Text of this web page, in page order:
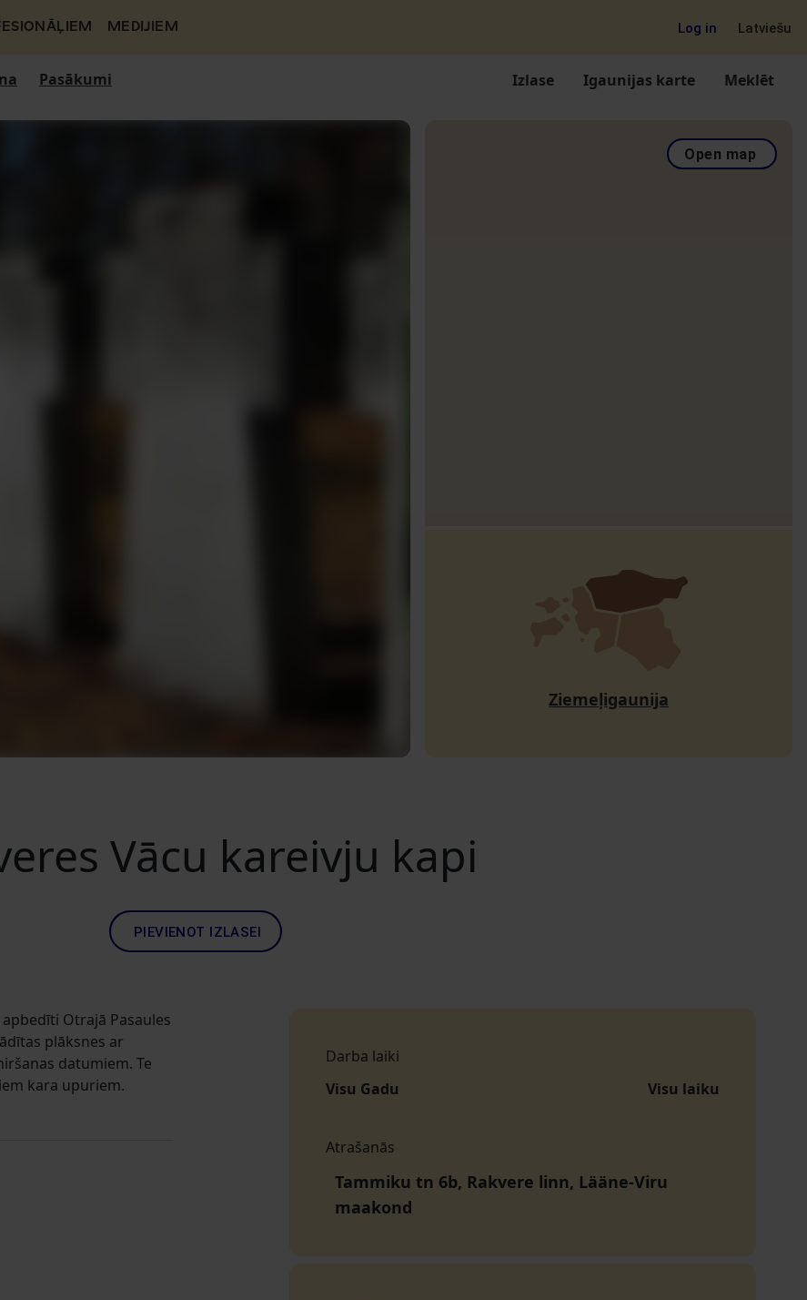
MEDIJIEM Log in Latviešu
Pasākumi Izlase Igaunijas karte Meklēt
Open map
Ziemeļigaunija
Vācu kareivju kapi
PIEVIENOT IZLASEI
Otrajā Pasaules
plāksnes ar
datumiem. Te
kara upuriem.
Darba laiki
Visu Gadu
Visu laiku
Atrašanās
Tammiku tn 6b, Rakvere linn, Lääne-Viru
maakond